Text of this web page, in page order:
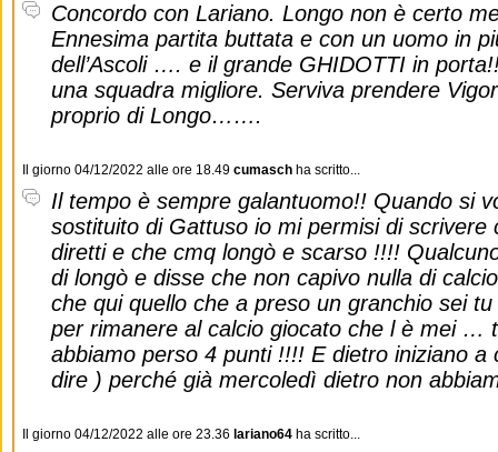
Concordo con Lariano. Longo non è certo
Ennesima partita buttata e con un uomo in
dell’Ascoli …. e il grande GHIDOTTI in
una squadra migliore. Serviva prendere
proprio di Longo…….
Il giorno 04/12/2022 alle ore 18.49 cumasch ha scritto...
Il tempo è sempre galantuomo!! Quando si
sostituito di Gattuso io mi permisi di scrivere
diretti e che cmq longò e scarso !!!!
di longò e disse che non capivo nulla di
che qui quello che a preso un granchio sei
per rimanere al calcio giocato che l è mei …
abbiamo perso 4 punti !!!! E dietro iniziano
dire ) perché già mercoledì dietro non
Il giorno 04/12/2022 alle ore 23.36 lariano64 ha scritto...